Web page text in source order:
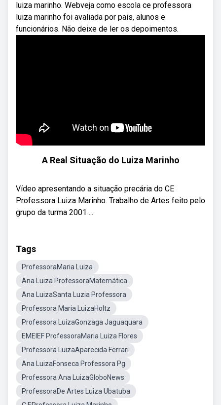
luiza marinho. Webveja como escola ce professora
luiza marinho foi avaliada por pais, alunos e
funcionários. Não deixe de ler os depoimentos.
A Real Situação do Luiza Marinho
Vídeo apresentando a situação precária do CE
Professora Luiza Marinho. Trabalho de Artes feito pelo
grupo da turma 2001 ...
Tags
ProfessoraMaria Luiza
Ana Luiza ProfessoraMatemática
Ana LuizaSanta Luzia Professora
Professora Maria LuizaHoltz
Professora LuizaGonzaga Jaguaquara
EMEIEF ProfessoraMaria Luiza Flores
Professora LuizaAparecida Ferrari
Ana LuizaFonseca Professora Pg
Professora Ana LuizaGloboNews
ProfessoraDe Artes Luiza Ubatuba